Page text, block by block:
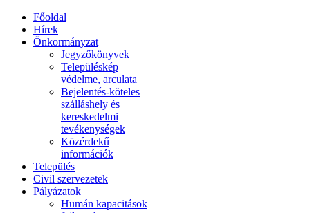
Főoldal
Hírek
Önkormányzat
Jegyzőkönyvek
Településkép
védelme, arculata
Bejelentés-köteles
szálláshely és
kereskedelmi
tevékenységek
Közérdekű
információk
Település
Civil szervezetek
Pályázatok
Humán kapacitások